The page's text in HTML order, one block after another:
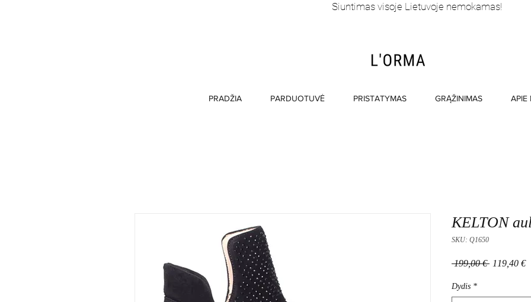
Siuntimas visoje Lietuvoje nemokamas!
PRADŽIA PARDUOTUVĖ PRISTATYMAS GRĄŽINIMAS APIE
KELTON
SKU: Q1650
199,00 € Įprastinė
119,40 €
Dydis *